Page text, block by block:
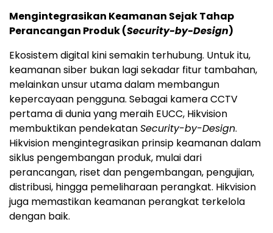
Mengintegrasikan Keamanan Sejak Tahap
Perancangan Produk (Security-by-Design)
Ekosistem digital kini semakin terhubung. Untuk itu,
keamanan siber bukan lagi sekadar fitur tambahan,
melainkan unsur utama dalam membangun
kepercayaan pengguna. Sebagai kamera CCTV
pertama di dunia yang meraih EUCC, Hikvision
membuktikan pendekatanSecurity-by-Design.
Hikvision mengintegrasikan prinsip keamanan dalam
siklus pengembangan produk, mulai dari
perancangan, riset dan pengembangan, pengujian,
distribusi, hingga pemeliharaan perangkat. Hikvision
juga memastikan keamanan perangkat terkelola
dengan baik.